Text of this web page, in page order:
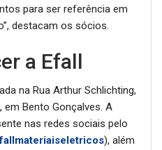
para ser referência em
destacam os sócios.
a Efall
na Rua Arthur Schlichting,
em Bento Gonçalves. A
nas redes sociais pelo
), além